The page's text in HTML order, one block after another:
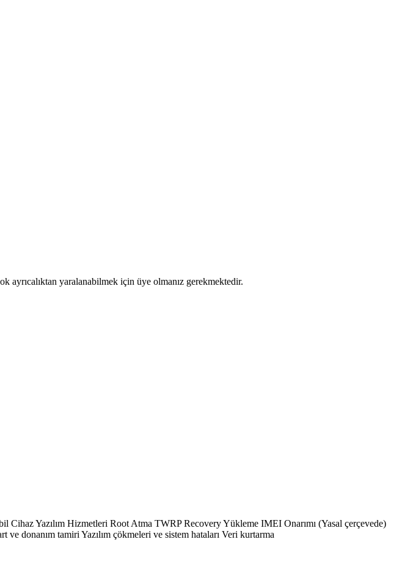
ayrıcalıktan yaralanabilmek için üye olmanız gerekmektedir.
Yazılım Hizmetleri Root Atma TWRP Recovery Yükleme IMEI Onarımı (Yasal çerçevede)
donanım tamiri Yazılım çökmeleri ve sistem hataları Veri kurtarma